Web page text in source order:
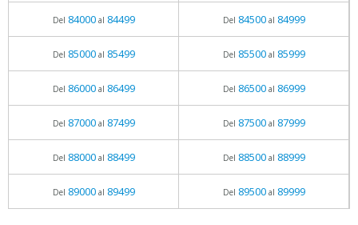
Del 84000al 84499 Del 84500al 84999
Del 85000al 85499 Del 85500al 85999
Del 86000al 86499 Del 86500al 86999
Del 87000al 87499 Del 87500al 87999
Del 88000al 88499 Del 88500al 88999
Del 89000al 89499 Del 89500al 89999